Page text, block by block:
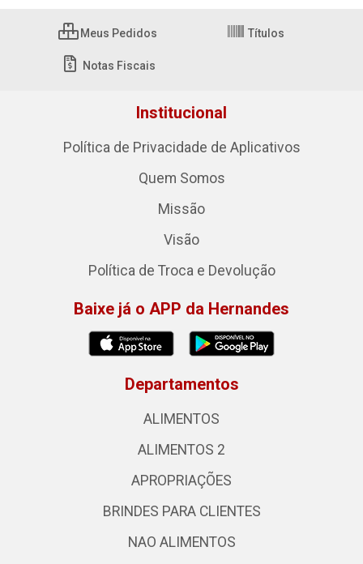
Meus Pedidos Títulos
Notas Fiscais
Institucional
Política de Privacidade de Aplicativos
Quem Somos
Missão
Visão
Política de Troca e Devolução
Baixe já o APP da Hernandes
Departamentos
ALIMENTOS
ALIMENTOS 2
APROPRIAÇÕES
BRINDES PARA CLIENTES
NAO ALIMENTOS